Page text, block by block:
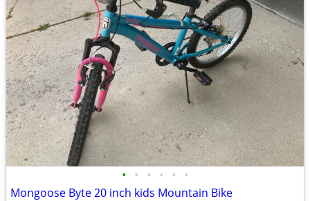
• • • • • •
Mongoose Byte 20 inch kids Mountain Bike